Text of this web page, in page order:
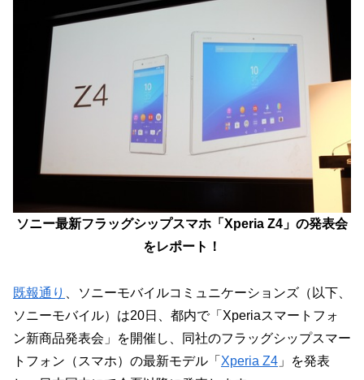
ソニー最新フラッグシップスマホ「Xperia Z4」の発表会
をレポート！
既報通り
、ソニーモバイルコミュニケーションズ（以下、
ソニーモバイル）は20日、都内で「Xperiaスマートフォ
ン新商品発表会」を開催し、同社のフラッグシップスマー
トフォン（スマホ）の最新モデル「 Xperia Z4 」を発表